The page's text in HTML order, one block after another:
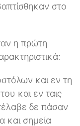
στο
η πρώτη
και εν τη
και εν ταις
δε πάσαν
και σημεία